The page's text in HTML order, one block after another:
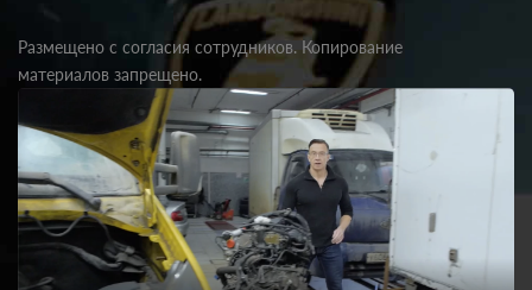
Размещено с согласия сотрудников. Копирование
материалов запрещено.